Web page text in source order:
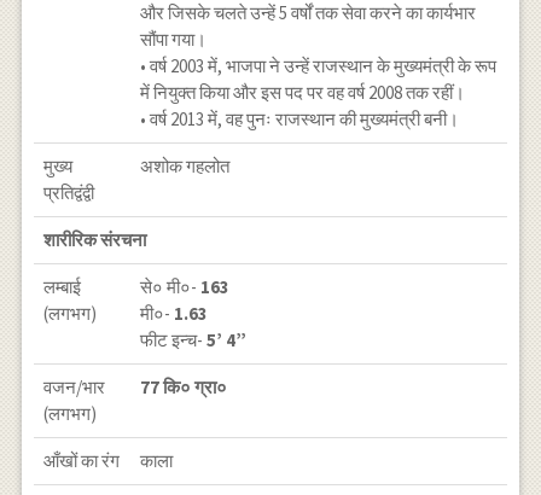
और जिसके चलते उन्हें 5 वर्षों तक सेवा करने का कार्यभार
सौंपा गया।
• वर्ष 2003 में, भाजपा ने उन्हें राजस्थान के मुख्यमंत्री के रूप
में नियुक्त किया और इस पद पर वह वर्ष 2008 तक रहीं।
• वर्ष 2013 में, वह पुनः राजस्थान की मुख्यमंत्री बनी।
मुख्य
प्रतिद्वंद्वी
अशोक गहलोत
शारीरिक संरचना
लम्बाई
(लगभग)
से० मी०- 163
मी०- 1.63
फीट इन्च- 5’ 4”
वजन/भार
(लगभग)
77 कि० ग्रा०
आँखों का रंग काला